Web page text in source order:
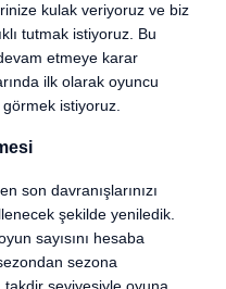
kulak veriyoruz ve biz
tutmak istiyoruz. Bu
etmeye karar
ilk olarak oyuncu
istiyoruz.
son davranışlarınızı
şekilde yeniledik.
sayısını hesaba
sezona